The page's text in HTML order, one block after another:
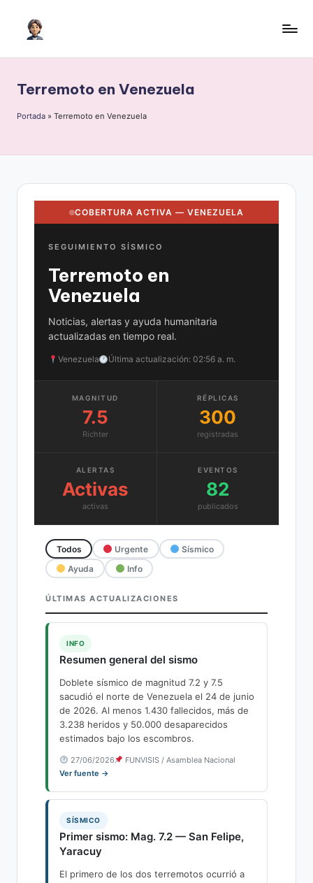
c
o
il
para
crecer
Terremoto en Venezuela
Portada » Terremoto en Venezuela
COBERTURA ACTIVA — VENEZUELA
SEGUIMIENTO SÍSMICO
Terremoto en
Venezuela
Noticias, alertas y ayuda humanitaria
actualizadas en tiempo real.
Venezuela Última actualización: 02:56 a. m.
MAGNITUD
7.5
Richter
RÉPLICAS
300
registradas
ALERTAS
Activas
activas
EVENTOS
82
publicados
Todos Urgente
Sísmico
Ayuda
Info
ÚLTIMAS ACTUALIZACIONES
INFO
Resumen general del sismo
Doblete sísmico de magnitud 7.2 y 7.5
sacudió el norte de Venezuela el 24 de junio
de 2026. Al menos 1.430 fallecidos, más de
3.238 heridos y 50.000 desaparecidos
estimados bajo los escombros.
27/06/2026
FUNVISIS / Asamblea Nacional
Ver fuente →
SÍSMICO
Primer sismo: Mag. 7.2 — San Felipe,
Yaracuy
El primero de los dos terremotos ocurrió a